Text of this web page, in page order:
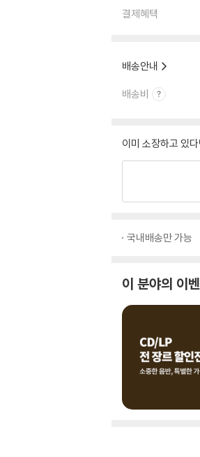
결제혜택
배송안내
배송비
이미 소장하고 있
국내배송만 가능
이 분야의 이